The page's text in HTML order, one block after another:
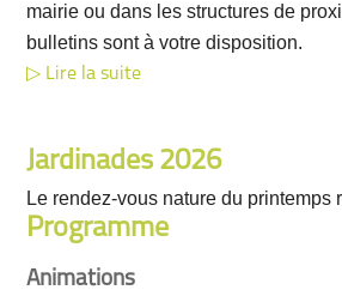
mairie ou dans les structures de
bulletins sont à votre disposition.
Lire la suite
Jardinades 2026
Le rendez-vous nature du printemps
Programme
Animations